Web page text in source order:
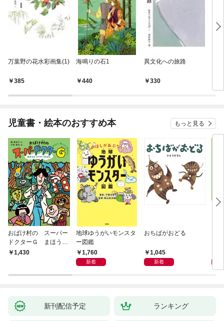
万葉野の花水彩画集(1)
385
海鳴りの石1
440
異文化への旅路
330
児童書・絵本のおすすめ本 もっと見る
おばけ村の スーパー
ドクターＧ まほう
の ドクターかばん
1,430
地球ゆうがいモンスタ
ー図鑑
1,760
新着
おちばがおどる
1,045
新着
新刊配信予定 ランキング